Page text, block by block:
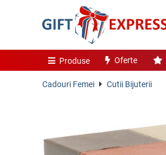
Produse Oferte
Cadouri Femei Cutii Bijuterii